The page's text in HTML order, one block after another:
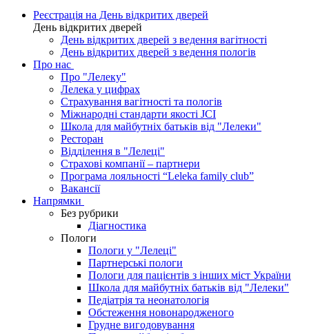
Реєстрація на День відкритих дверей
День відкритих дверей
День відкритих дверей з ведення вагітності
День відкритих дверей з ведення пологів
Про нас
Про "Лелеку"
Лелека у цифрах
Страхування вагітності та пологів
Міжнародні стандарти якості JCI
Школа для майбутніх батьків від "Лелеки"
Ресторан
Відділення в "Лелеці"
Страхові компанії – партнери
Програма лояльності “Leleka family club”
Вакансії
Напрямки
Без рубрики
Діагностика
Пологи
Пологи у "Лелеці"
Партнерські пологи
Пологи для пацієнтів з інших міст України
Школа для майбутніх батьків від "Лелеки"
Педіатрія та неонатологія
Обстеження новонародженого
Грудне вигодовування